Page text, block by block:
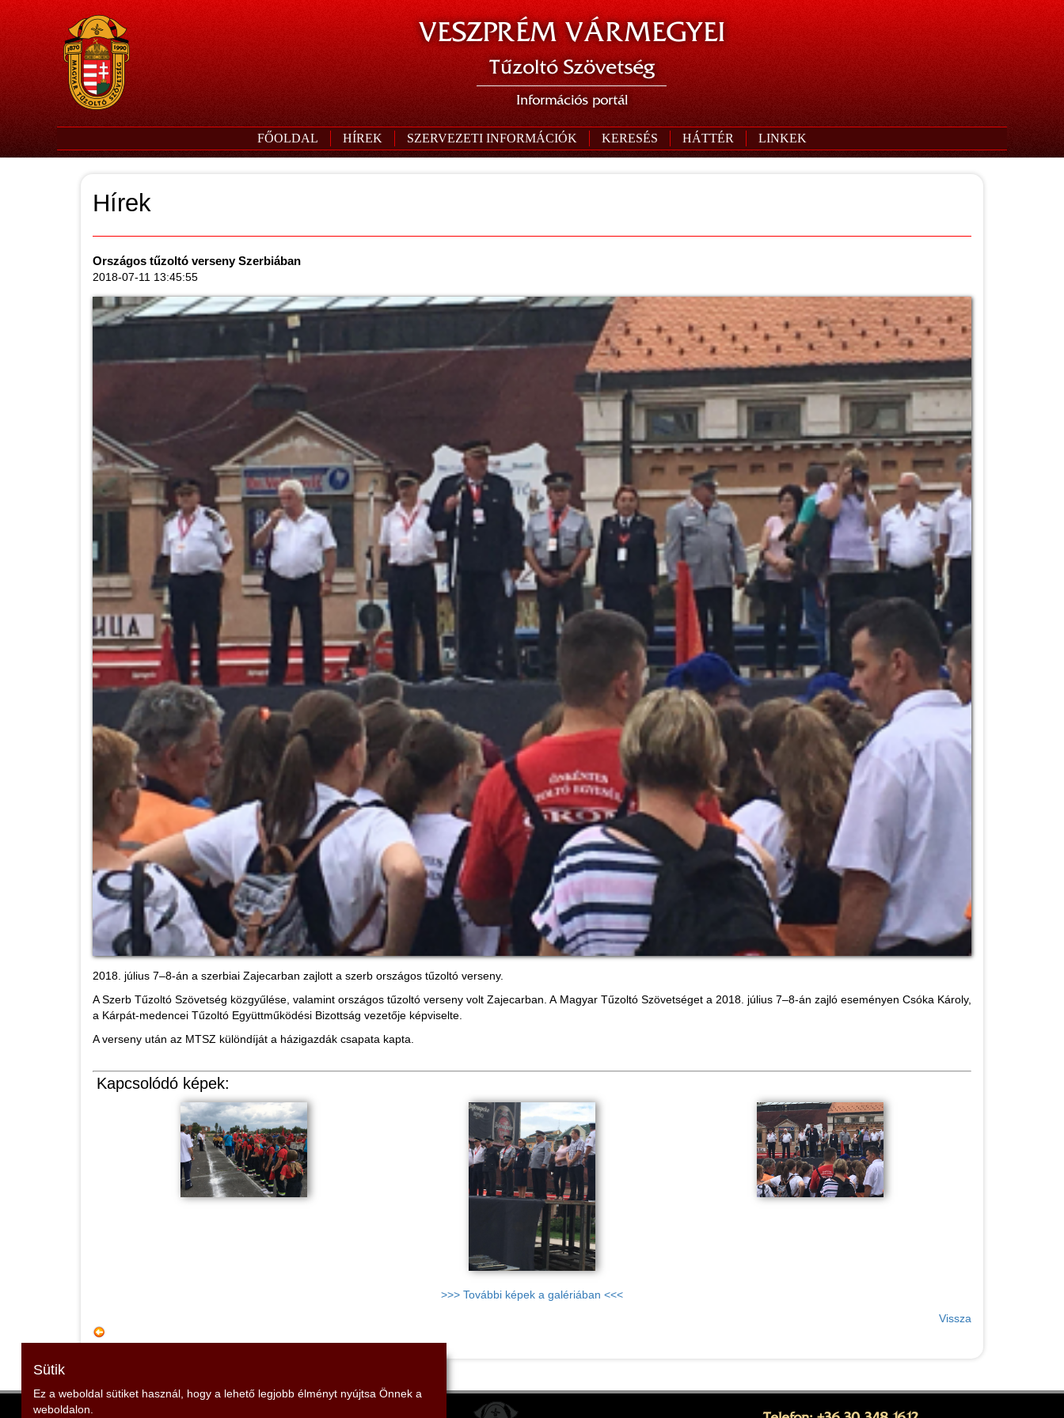
VESZPRÉM VÁRMEGYEI
Tűzoltó Szövetség
Információs portál
FŐOLDAL HÍREK SZERVEZETI INFORMÁCIÓK KERESÉS HÁTTÉR LINKEK
Hírek
Országos tűzoltó verseny Szerbiában
2018-07-11 13:45:55
2018. július 7–8-án a szerbiai Zajecarban zajlott a szerb országos tűzoltó verseny.
A Szerb Tűzoltó Szövetség közgyűlése, valamint országos tűzoltó verseny volt Zajecarban. A Magyar Tűzoltó Szövetséget a 2018. július 7–8-án zajló eseményen Csóka Károly,
a Kárpát-medencei Tűzoltó Együttműködési Bizottság vezetője képviselte.
A verseny után az MTSZ különdíját a házigazdák csapata kapta.
Kapcsolódó képek:
>>> További képek a galériában <<<
Vissza
Sütik
Ez a weboldal sütiket használ, hogy a lehető legjobb élményt nyújtsa Önnek a
weboldalon.